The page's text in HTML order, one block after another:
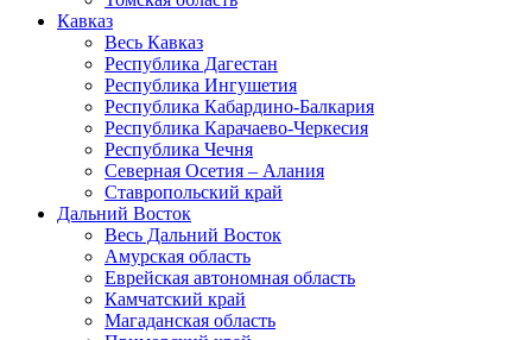
Кавказ
Весь Кавказ
Республика Дагестан
Республика Ингушетия
Республика Кабардино-Балкария
Республика Карачаево-Черкесия
Республика Чечня
Северная Осетия – Алания
Ставропольский край
Дальний Восток
Весь Дальний Восток
Амурская область
Еврейская автономная область
Камчатский край
Магаданская область